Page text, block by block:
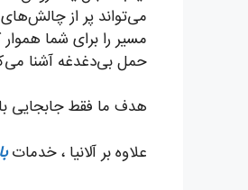
می‌تواند پر از
مسیر را برای شما
حمل بی‌دغدغه آشنا
هدف ما فقط جابجایی
علاوه بر آلانیا ، خدمات